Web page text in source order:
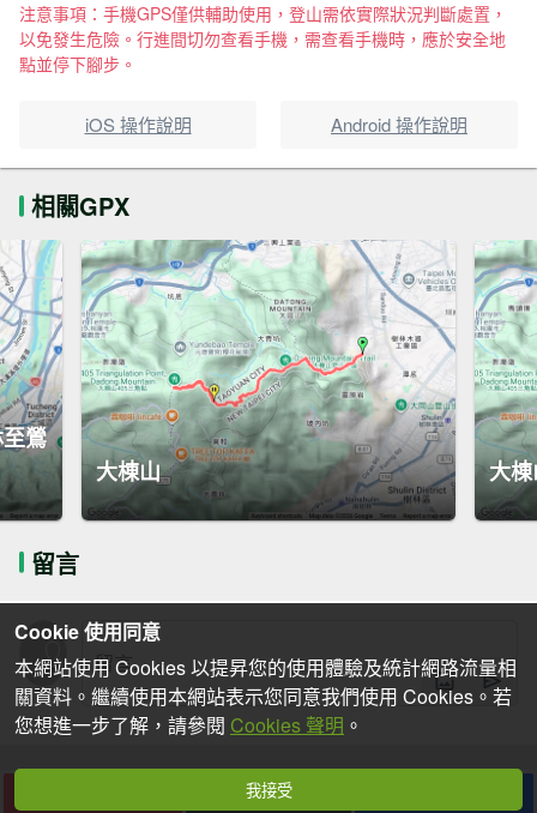
注意事項：手機GPS僅供輔助使用，登山需依實際狀況判斷處置，
以免發生危險。行進間切勿查看手機，需查看手機時，應於安全地
點並停下腳步。
iOS 操作說明 Android 操作說明
相關GPX
鶯
大棟山
大
留言
下載
Cookie 使用同意
本網站使用 Cookies 以提昇您的使用體驗及統計網路流量相
關資料。繼續使用本網站表示您同意我們使用 Cookies。若
您想進一步了解，請參閱 Cookies 聲明 。
我接受